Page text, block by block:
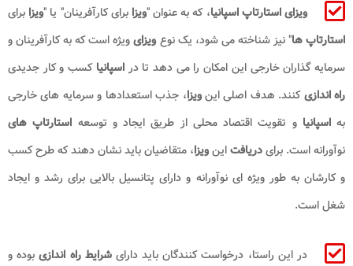
ویزای استارتاپ اسپانیا، که به عنوان "ویزابرای کارآفرینان" یا "ویزا برای
استارتاپ ها" نیز شناخته می شود، یک نوع ویزایویژه است که به کارآفرینان و
سرمایه گذاران خارجی این امکان را می دهد تا دراسپانیاکسب و کار جدیدی
راه اندازیکنند. هدف اصلی اینویزا، جذب استعدادها و سرمایه های خارجی
بهاسپانیاو تقویت اقتصاد محلی از طریق ایجاد و توسعه استارتاپ های
نوآورانه است. برایدریافتاینویزا، متقاضیان باید نشان دهند که طرح کسب
و کارشان به طور ویژه ای نوآورانه و دارای پتانسیل بالایی برای رشد و ایجاد
شغل است.
در این راستا، درخواست کنندگان باید دارایشرایط راه اندازیبوده و